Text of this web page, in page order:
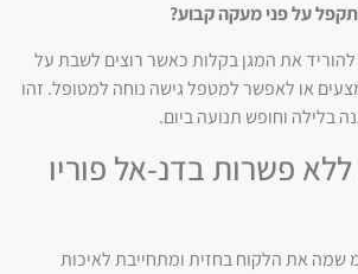
על פני מעקה קבוע?
את המגן בקלות כאשר רוצים לשבת על
או לאפשר למטפל גישה נוחה למטופל. זהו
בלילה וחופש תנועה ביום.
ללא פשרות בדנ-אל פוריו
שמה את הלקוח בחזית ומתחייבת לאיכות